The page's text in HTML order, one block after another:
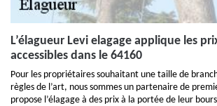
L’élagueur Levi elagage applique les
accessibles dans le 64160
Pour les propriétaires souhaitant une taille de
règles de l’art, nous sommes un partenaire de
propose l’élagage à des prix à la portée de leur